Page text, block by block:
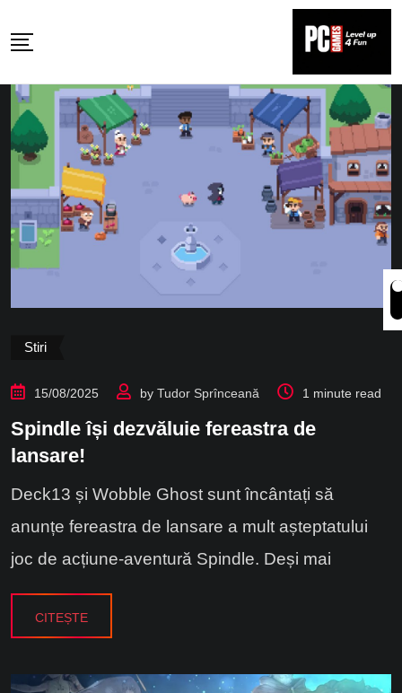
to
Stiri
15/08/2025 by Tudor Sprînceană 1 minute read
Spindle își dezvăluie fereastra de
lansare!
Deck13 și Wobble Ghost sunt încântați să
anunțe fereastra de lansare a mult așteptatului
joc de acțiune-aventură Spindle. Deși mai
CITEȘTE